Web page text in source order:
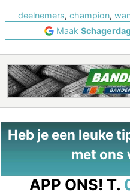
deelnemers, champion,
Maak
Heb je een leuke
met ons
APP ONS! T.